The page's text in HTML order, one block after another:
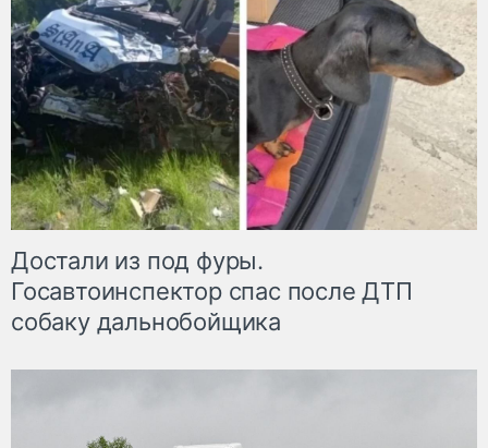
Достали из под фуры.
Госавтоинспектор спас после ДТП
собаку дальнобойщика